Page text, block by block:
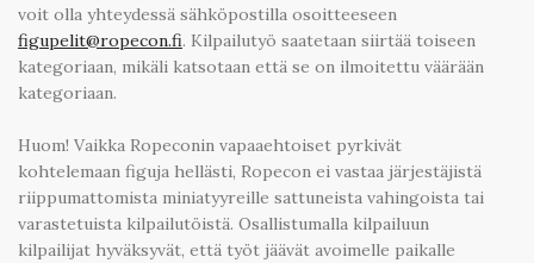
voit olla yhteydessä sähköpostilla osoitteeseen
figupelit@ropecon.fi. Kilpailutyö saatetaan siirtää toiseen
kategoriaan, mikäli katsotaan että se on ilmoitettu väärään
kategoriaan.
Huom! Vaikka Ropeconin vapaaehtoiset pyrkivät
kohtelemaan figuja hellästi, Ropecon ei vastaa järjestäjistä
riippumattomista miniatyyreille sattuneista vahingoista tai
varastetuista kilpailutöistä. Osallistumalla kilpailuun
kilpailijat hyväksyvät, että työt jäävät avoimelle paikalle